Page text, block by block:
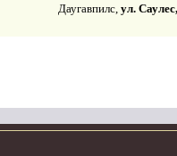
Даугавпилс, ул.